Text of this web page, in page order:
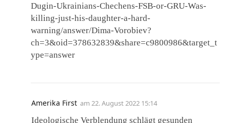
Dugin-Ukrainians-Chechens-FSB-or-GRU-Was-
killing-just-his-daughter-a-hard-
warning/answer/Dima-Vorobiev?
ch=3&oid=378632839&share=c9800986&target_t
ype=answer
Amerika First am 22. August 2022 15:14
Ideologische Verblendung schlägt gesunden